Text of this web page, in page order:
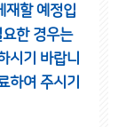
재할 예정입
한 경우는
시기 바랍니
하여 주시기